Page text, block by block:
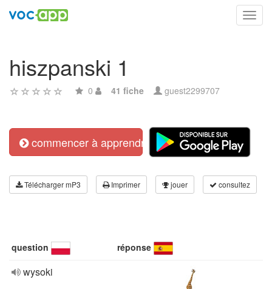
hiszpanski 1
0 41 fiche guest2299707
commencer à apprendre
Télécharger mP3 Imprimer jouer consultez
question réponse
wysoki